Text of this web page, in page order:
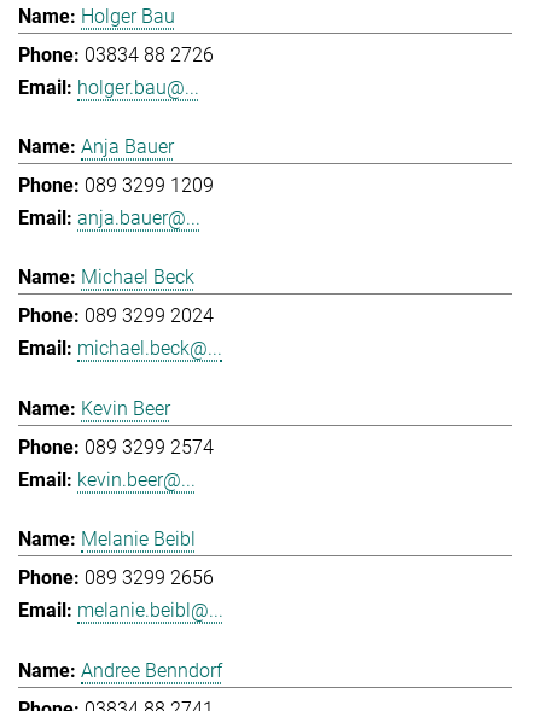
Holger Bau
03834 88 2726
holger.bau@...
Anja Bauer
089 3299 1209
anja.bauer@...
Michael Beck
089 3299 2024
michael.beck@...
Kevin Beer
089 3299 2574
kevin.beer@...
Melanie Beibl
089 3299 2656
melanie.beibl@...
Andree Benndorf